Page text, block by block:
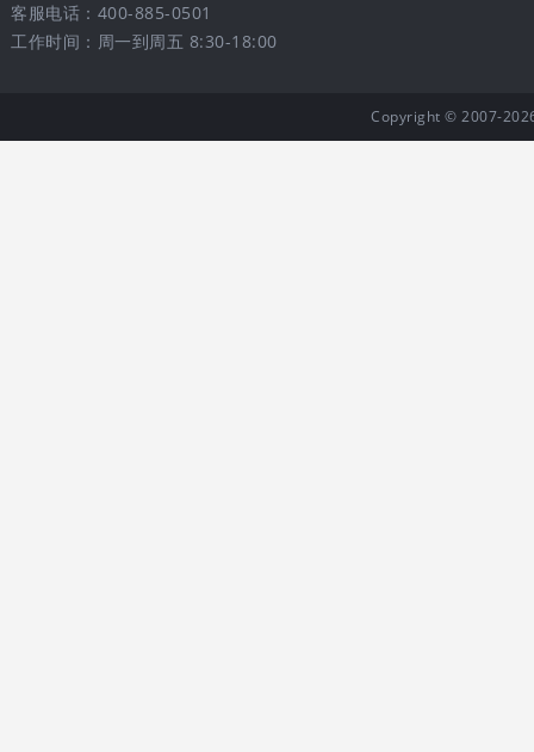
客服电话：400-885-0501
工作时间：周一到周五 8:30-18:00
Copyright © 2007-